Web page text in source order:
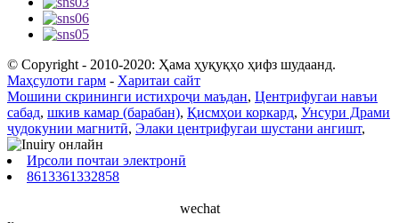
© Copyright - 2010-2020: Ҳама ҳуқуқҳо ҳифз шудаанд.
Маҳсулоти гарм - Харитаи сайт
Мошини скрининги истихроҷи маъдан, Центрифугаи навъи
сабад, шкив камар (барабан), Қисмҳои коркард, Унсури Драми
ҷудокунии магнитӣ, Элаки центрифугаи шустани ангишт,
Ирсоли почтаи электронӣ
8613361332858
wechat